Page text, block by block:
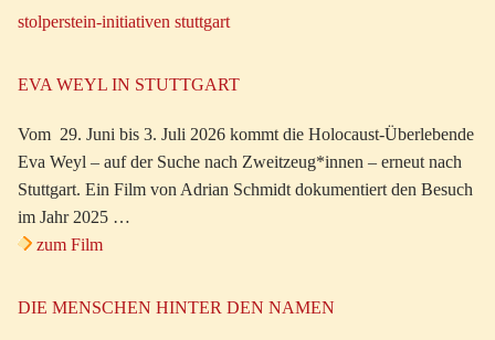
stolperstein-initiativen stuttgart
EVA WEYL IN STUTTGART
Vom 29. Juni bis 3. Juli 2026 kommt die Holocaust-Überlebende
Eva Weyl – auf der Suche nach Zweitzeug*innen – erneut nach
Stuttgart. Ein Film von Adrian Schmidt dokumentiert den Besuch
im Jahr 2025 …
zum Film
DIE MENSCHEN HINTER DEN NAMEN